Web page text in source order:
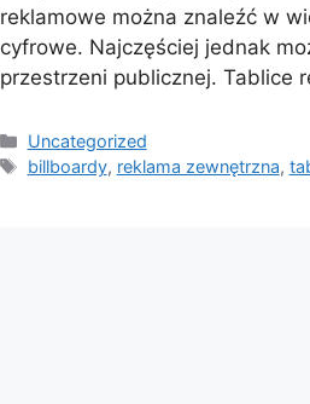
reklamowe można znaleźć w
cyfrowe. Najczęściej jednak
przestrzeni publicznej. Tablice
Kategorie
Uncategorized
Tagi
billboardy, reklama zewnętrzna,